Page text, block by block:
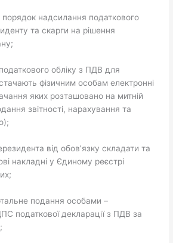
надсилання податкового
та скарги на рішення
обліку з ПДВ для
фізичним особам електронні
яких розташовано на митній
звітності, нарахування та
від обов’язку складати та
накладні у Єдиному реєстрі
подання особами –
податкової декларації з ПДВ за